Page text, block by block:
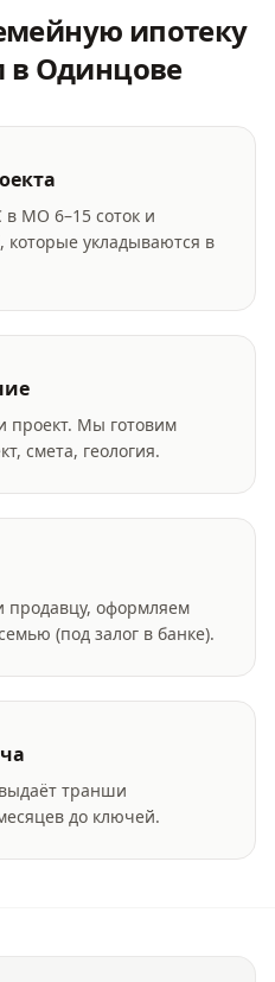
ипотеку
в Одинцове
МО 6–15 соток и
которые укладываются в
проект. Мы готовим
смета, геология.
продавцу, оформляем
(под залог в банке).
транши
до ключей.